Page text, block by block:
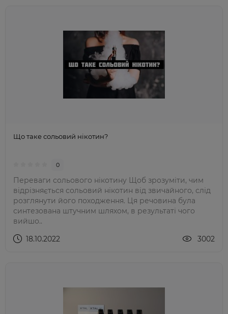
Що таке сольовий нікотин?
0
Переваги сольового нікотину Щоб зрозуміти, чим
відрізняється сольовий нікотин від звичайного, слід
розглянути його походження. Ця речовина була
синтезована штучним шляхом, в результаті чого
вийшо..
18.10.2022
3002